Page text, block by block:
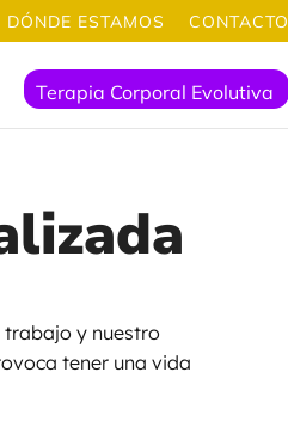
DÓNDE ESTAMOS CONTACTO
Terapia Corporal Evolutiva
trabajo y nuestro
tener una vida